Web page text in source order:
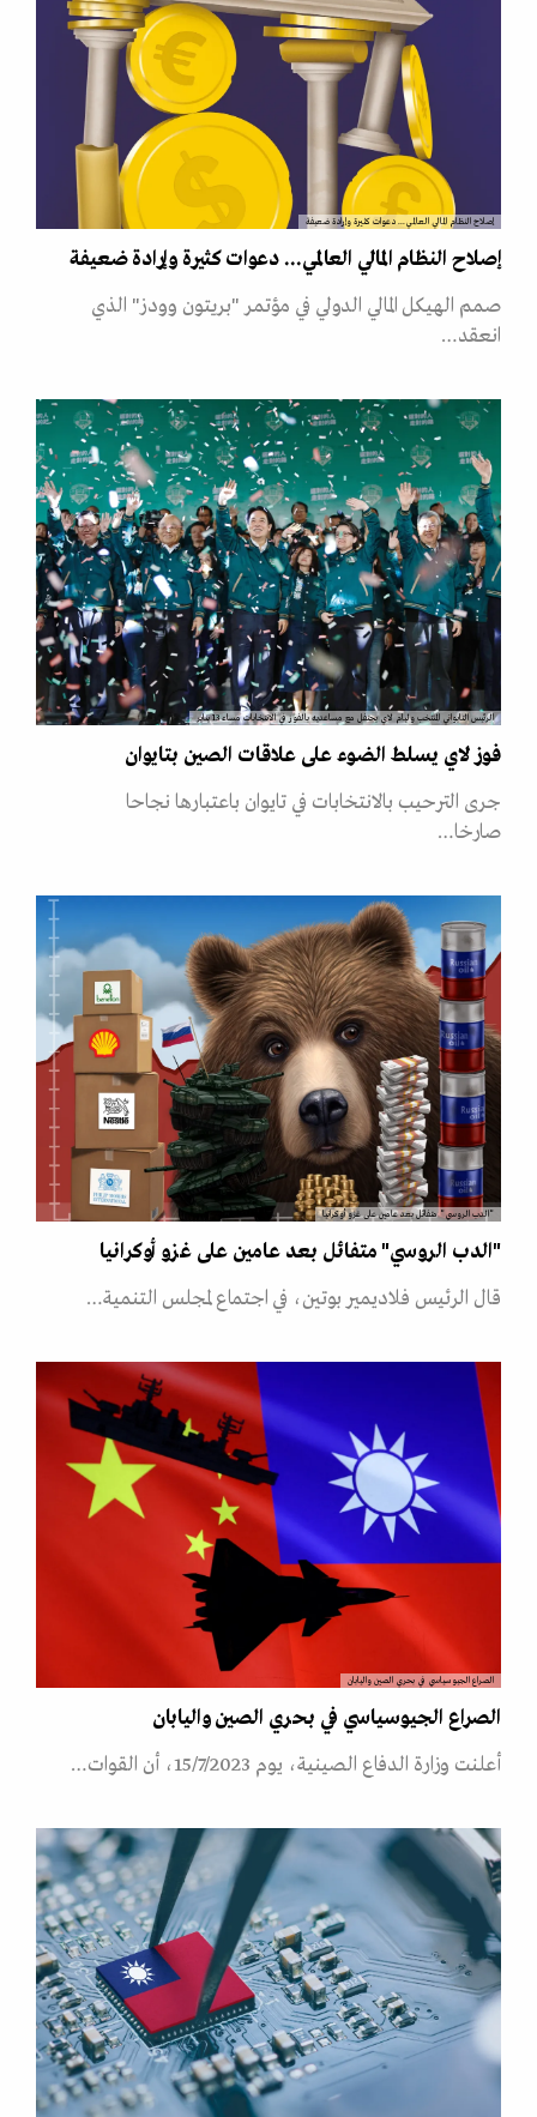
إصلاح النظام المالي العالمي... دعوات كثيرة وإرادة ضعيفة
إصلاح النظام المالي العالمي... دعوات كثيرة وإرادة ضعيفة
صمم الهيكل المالي الدولي في مؤتمر "بريتون وودز" الذي
انعقد…
الرئيس التايواني المنتخب وليام لاي يحتفل مع مساعديه بالفوز في الانتخابات مساء 13 يناير
فوز لاي يسلط الضوء على علاقات الصين بتايوان
جرى الترحيب بالانتخابات في تايوان باعتبارها نجاحا
صارخا…
"الدب الروسي" متفائل بعد عامين على غزو أوكرانيا
"الدب الروسي" متفائل بعد عامين على غزو أوكرانيا
قال الرئيس فلاديمير بوتين، في اجتماع لمجلس التنمية…
الصراع الجيوسياسي في بحري الصين واليابان
الصراع الجيوسياسي في بحري الصين واليابان
أعلنت وزارة الدفاع الصينية، يوم 15/7/2023، أن القوات…